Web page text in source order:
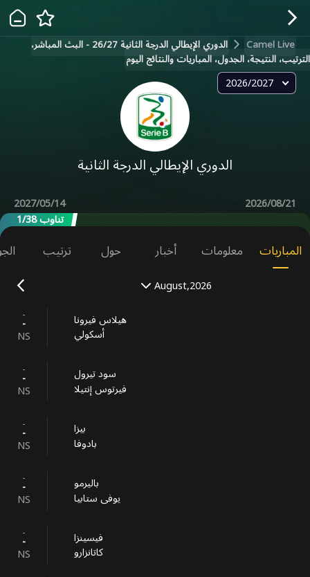
Camel Live الدوري الإيطالي الدرجة الثانية 26/27 - البث المباشر،
الترتيب، النتيجة، الجدول، المباريات والنتائج اليوم
2026/2027
الدوري الإيطالي الدرجة الثانية
2026/08/21
2027/05/14
تناوب 1/38
المباريات معلومات أخبار حول ترتيب
August,2026
--
NS
‎هيلاس فيرونا
أسكولي
--
NS
سود تيرول
فيرتوس إنتيلا
--
NS
بيزا
بادوفا
--
NS
باليرمو
يوفى ستابيا
--
NS
فيسينزا
كاتانزارو